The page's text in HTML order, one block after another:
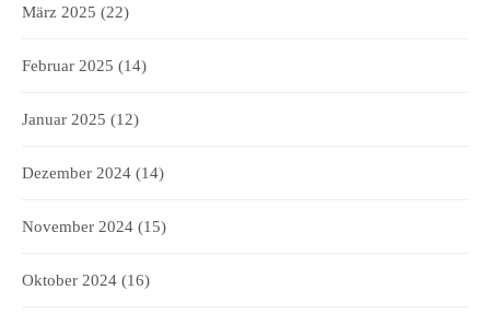
März 2025 (22)
Februar 2025 (14)
Januar 2025 (12)
Dezember 2024 (14)
November 2024 (15)
Oktober 2024 (16)